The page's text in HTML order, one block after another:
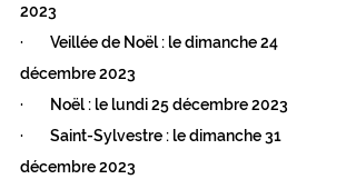
2023
·        Veillée de Noël : le dimanche 24
décembre 2023
·        Noël : le lundi 25 décembre 2023
·        Saint-Sylvestre : le dimanche 31
décembre 2023